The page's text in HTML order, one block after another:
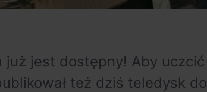
już jest dostępny! Aby uczcić
też dziś teledysk do